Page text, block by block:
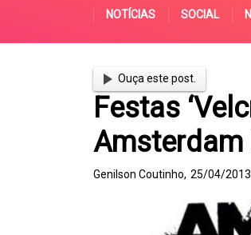
NOTÍCIAS SOCIAL
Ouça este post.
Festas
Amsterdam
Genilson Coutinho, 25/04/